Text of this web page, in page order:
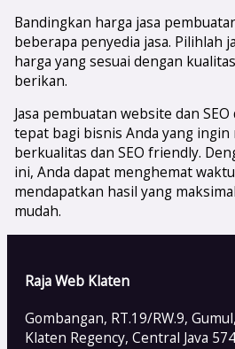
Bandingkan harga jasa
beberapa penyedia jasa. Pilihlah
harga yang sesuai dengan
berikan.
Jasa pembuatan website dan
tepat bagi bisnis Anda yang
berkualitas dan SEO friendly.
ini, Anda dapat menghemat
mendapatkan hasil yang
mudah.
Raja Web Klaten
Gombangan, RT.19/RW.9,
Klaten Regency, Central Java